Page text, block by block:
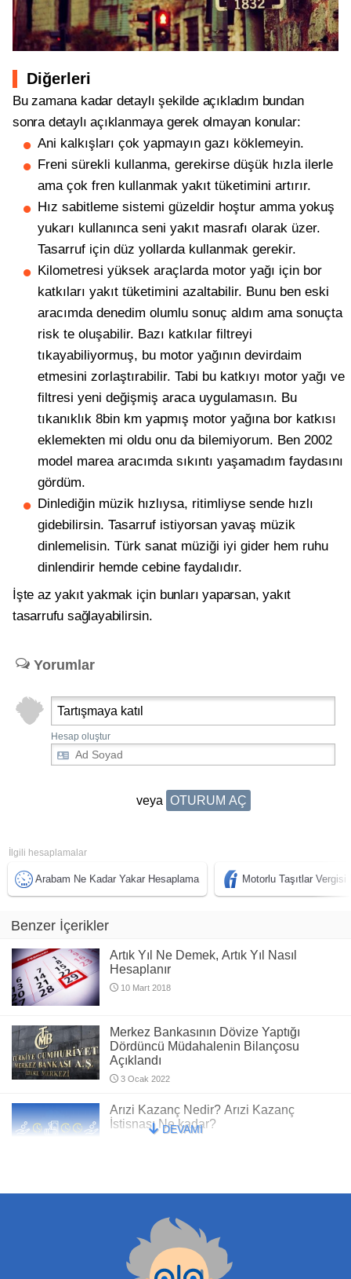
Diğerleri
Bu zamana kadar detaylı şekilde açıkladım bundan
sonra detaylı açıklanmaya gerek olmayan konular:
Ani kalkışları çok yapmayın gazı köklemeyin.
Freni sürekli kullanma, gerekirse düşük hızla ilerle
ama çok fren kullanmak yakıt tüketimini artırır.
Hız sabitleme sistemi güzeldir hoştur amma yokuş
yukarı kullanınca seni yakıt masrafı olarak üzer.
Tasarruf için düz yollarda kullanmak gerekir.
Kilometresi yüksek araçlarda motor yağı için bor
katkıları yakıt tüketimini azaltabilir. Bunu ben eski
aracımda denedim olumlu sonuç aldım ama sonuçta
risk te oluşabilir. Bazı katkılar filtreyi
tıkayabiliyormuş, bu motor yağının devirdaim
etmesini zorlaştırabilir. Tabi bu katkıyı motor yağı ve
filtresi yeni değişmiş araca uygulamasın. Bu
tıkanıklık 8bin km yapmış motor yağına bor katkısı
eklemekten mi oldu onu da bilemiyorum. Ben 2002
model marea aracımda sıkıntı yaşamadım faydasını
gördüm.
Dinlediğin müzik hızlıysa, ritimliyse sende hızlı
gidebilirsin. Tasarruf istiyorsan yavaş müzik
dinlemelisin. Türk sanat müziği iyi gider hem ruhu
dinlendirir hemde cebine faydalıdır.
İşte az yakıt yakmak için bunları yaparsan, yakıt
tasarrufu sağlayabilirsin.
Yorumlar
Tartışmaya katıl
Hesap oluştur
veya OTURUM AÇ
İlgili hesaplamalar
Arabam Ne Kadar Yakar Hesaplama Motorlu Taşıtlar
Benzer İçerikler
Artık Yıl Ne Demek, Artık Yıl Nasıl
Hesaplanır
10 Mart 2018
Merkez Bankasının Dövize Yaptığı
Dördüncü Müdahalenin Bilançosu
Açıklandı
3 Ocak 2022
Arızi Kazanç Nedir? Arızi Kazanç
İstisnası Ne kadar?
yapılmayacak
444 0 333 Alo Garanti Müşteri Hizmetleri
ve Telefon Bankacılığı
DEVAMI